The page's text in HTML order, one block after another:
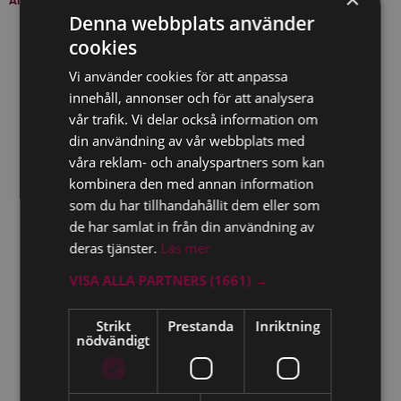
LEXNOVA HR-PRAXIS
Arbetsrättslig handbok inkl. förlikningar
Läs mer
899 kr
Per användare/månad
(faktureras årligen)
BESTÄLL NU
LEXNOVA MÄKLARPRAXIS
Handbok i mäklarrättslig praxis
Läs mer
kr
BESTÄLL NU
Denna webbplats använder
cookies
Vi använder cookies för att anpassa
innehåll, annonser och för att analysera
vår trafik. Vi delar också information om
din användning av vår webbplats med
våra reklam- och analyspartners som kan
kombinera den med annan information
som du har tillhandahållit dem eller som
de har samlat in från din användning av
deras tjänster. Läs mer
VISA ALLA PARTNERS (1661) →
Strikt
nödvändigt
Prestanda Inriktning